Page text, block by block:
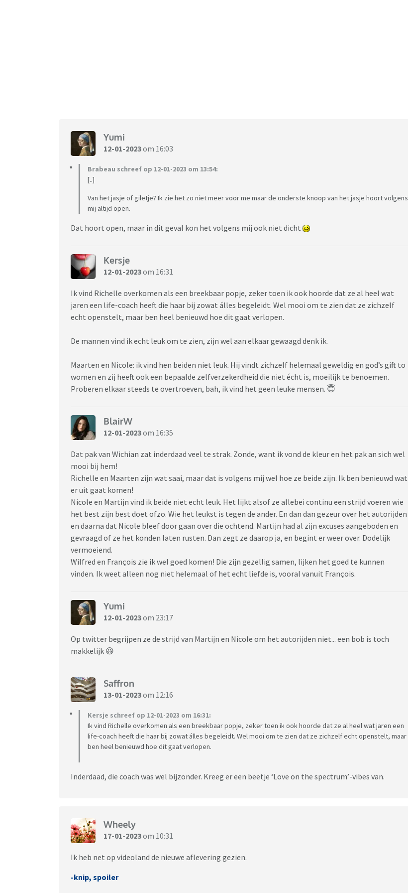
Yumi
12-01-2023om 16:03
Brabeau schreef op 12-01-2023 om 13:54:
[..]
Van het jasje of giletje? Ik zie het zo niet meer voor me maar de onderste knoop van het jasje hoort volgens
mij altijd open.
Dat hoort open, maar in dit geval kon het volgens mij ook niet dicht
Kersje
12-01-2023om 16:31
Ik vind Richelle overkomen als een breekbaar popje, zeker toen ik ook hoorde dat ze al heel wat
jaren een life-coach heeft die haar bij zowat álles begeleidt. Wel mooi om te zien dat ze zichzelf
echt openstelt, maar ben heel benieuwd hoe dit gaat verlopen.
De mannen vind ik echt leuk om te zien, zijn wel aan elkaar gewaagd denk ik.
Maarten en Nicole: ik vind hen beiden niet leuk. Hij vindt zichzelf helemaal geweldig en god’s gift to
women en zij heeft ook een bepaalde zelfverzekerdheid die niet écht is, moeilijk te benoemen.
Proberen elkaar steeds te overtroeven, bah, ik vind het geen leuke mensen. 😇
BlairW
12-01-2023om 16:35
Dat pak van Wichian zat inderdaad veel te strak. Zonde, want ik vond de kleur en het pak an sich wel
mooi bij hem!
Richelle en Maarten zijn wat saai, maar dat is volgens mij wel hoe ze beide zijn. Ik ben benieuwd wat
er uit gaat komen!
Nicole en Martijn vind ik beide niet echt leuk. Het lijkt alsof ze allebei continu een strijd voeren wie
het best zijn best doet ofzo. Wie het leukst is tegen de ander. En dan dan gezeur over het autorijden
en daarna dat Nicole bleef door gaan over die ochtend. Martijn had al zijn excuses aangeboden en
gevraagd of ze het konden laten rusten. Dan zegt ze daarop ja, en begint er weer over. Dodelijk
vermoeiend.
Wilfred en François zie ik wel goed komen! Die zijn gezellig samen, lijken het goed te kunnen
vinden. Ik weet alleen nog niet helemaal of het echt liefde is, vooral vanuit François.
Yumi
12-01-2023om 23:17
Op twitter begrijpen ze de strijd van Martijn en Nicole om het autorijden niet... een bob is toch
makkelijk 😆
Saffron
13-01-2023om 12:16
Kersje schreef op 12-01-2023 om 16:31:
Ik vind Richelle overkomen als een breekbaar popje, zeker toen ik ook hoorde dat ze al heel wat jaren een
life-coach heeft die haar bij zowat álles begeleidt. Wel mooi om te zien dat ze zichzelf echt openstelt, maar
ben heel benieuwd hoe dit gaat verlopen.
Inderdaad, die coach was wel bijzonder. Kreeg er een beetje ‘Love on the spectrum’-vibes van.
Wheely
17-01-2023om 10:31
Ik heb net op videoland de nieuwe aflevering gezien.
-knip, spoiler